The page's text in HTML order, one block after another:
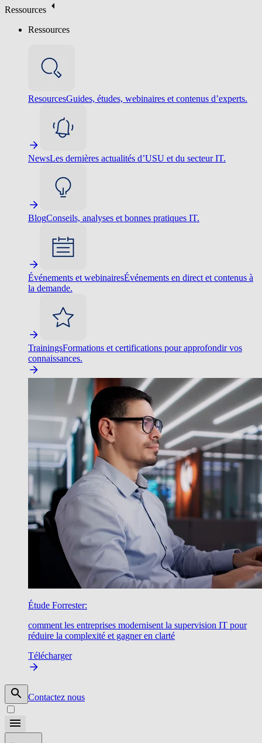
Ressources
Ressources
ResourcesGuides, études, webinaires et contenus d’experts.
NewsLes dernières actualités d’USU et du secteur IT.
BlogConseils, analyses et bonnes pratiques IT.
Événements et webinairesÉvénements en direct et contenus à
la demande.
TrainingsFormations et certifications pour approfondir vos
connaissances.
Étude Forrester:
comment les entreprises modernisent la supervision IT pour
réduire la complexité et gagner en clarté
Télécharger
Contactez nous